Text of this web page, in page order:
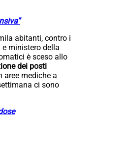
abitanti, contro i
ministero della
è sceso allo
dei posti
aree mediche a
ci sono